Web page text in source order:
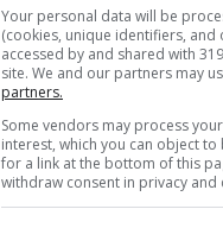
Your personal data will be
(cookies, unique identifiers,
accessed by and shared with
site. We and our partners may
partners.
Some vendors may process
interest, which you can object
for a link at the bottom of this
withdraw consent in privacy and